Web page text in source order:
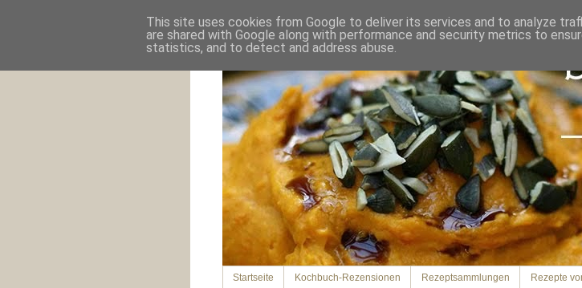
Startseite Kochbuch-Rezensionen Rezeptsammlungen Rezepte
This site uses cookies from Google to deliver its services and to analyze
are shared with Google along with performance and security metrics to
statistics, and to detect and address abuse.